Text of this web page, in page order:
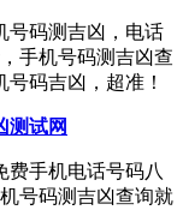
号码测吉凶，电话
手机号码测吉凶查
码吉凶，超准！
测试网
费手机电话号码八
号码测吉凶查询就